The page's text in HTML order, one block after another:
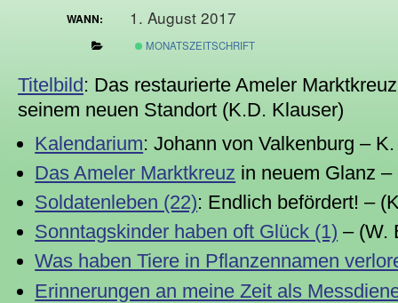
WANN: 1. August 2017
MONATSZEITSCHRIFT
Titelbild: Das restaurierte Ameler
seinem neuen Standort (K.D. Klauser)
Kalendarium: Johann von Valkenburg –
Das Ameler Marktkreuz in neuem Glanz –
Soldatenleben (22): Endlich befördert! –
Sonntagskinder haben oft Glück (1) – (W.
Was haben Tiere in Pflanzennamen
Erinnerungen an meine Zeit als